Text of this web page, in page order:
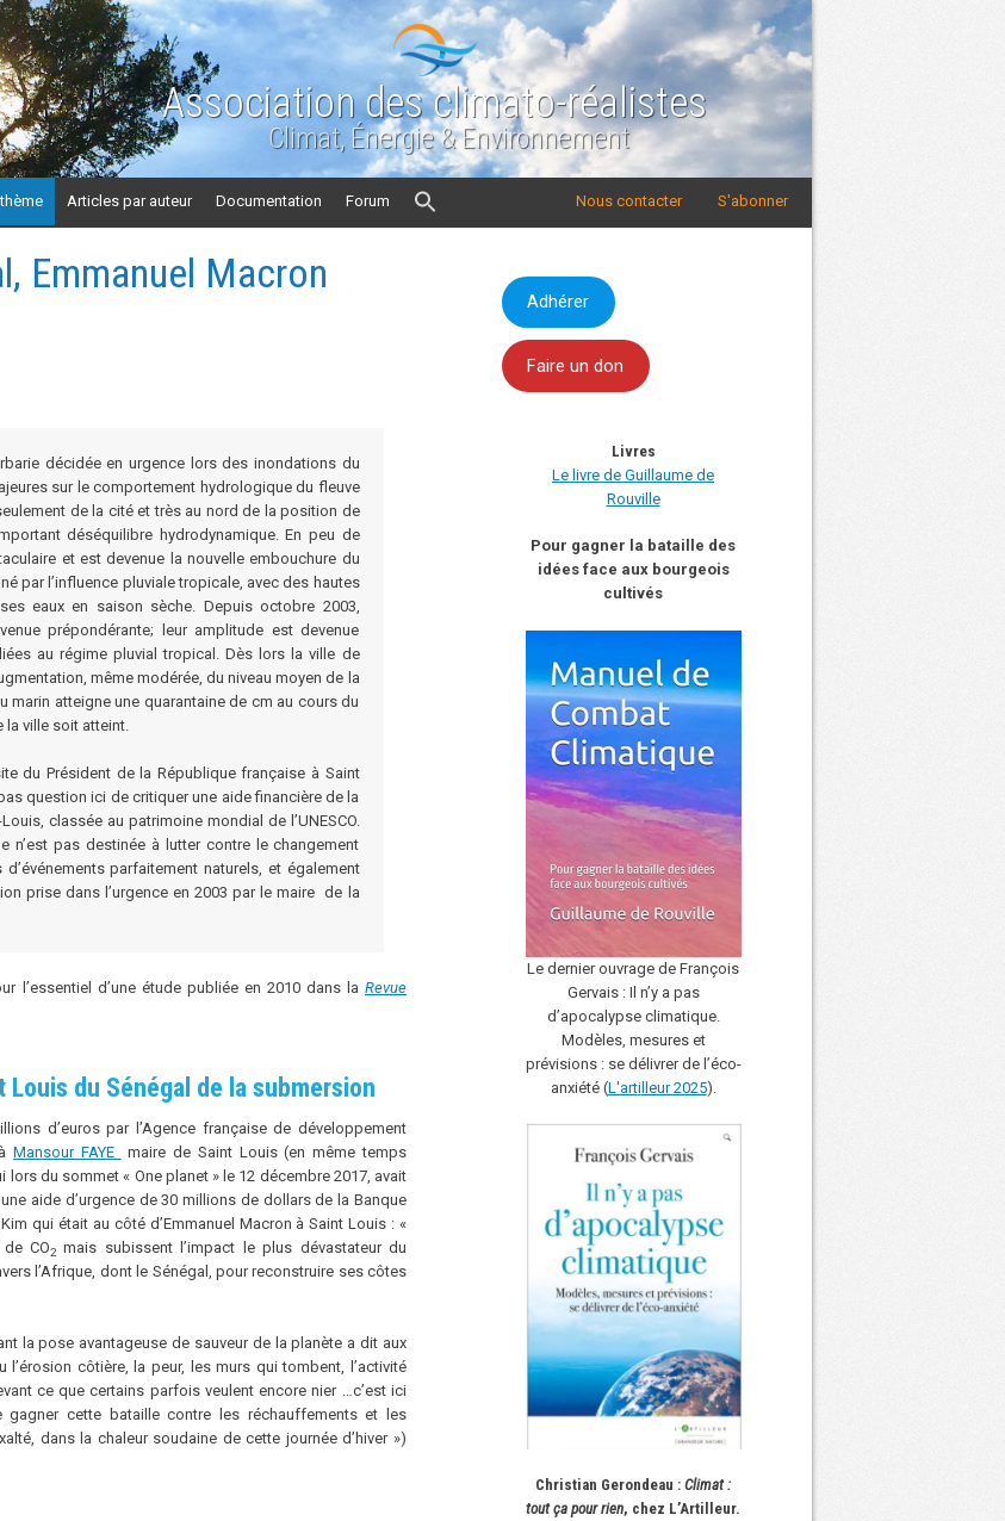
Association des climato-réalistes
Climat, Énergie & Environnement
Articles par auteur Documentation Forum S'abonner
Nous contacter
Emmanuel Macron
décidée en urgence lors des inondations du
sur le comportement hydrologique du fleuve
de la cité et très au nord de la position de
déséquilibre hydrodynamique. En peu de
et est devenue la nouvelle embouchure du
par l’influence pluviale tropicale, avec des hautes
eaux en saison sèche. Depuis octobre 2003,
prépondérante; leur amplitude est devenue
au régime pluvial tropical. Dès lors la ville de
même modérée, du niveau moyen de la
atteigne une quarantaine de cm au cours du
la ville soit atteint.
du Président de la République française à Saint
question ici de critiquer une aide financière de la
classée au patrimoine mondial de l’UNESCO.
n’est pas destinée à lutter contre le changement
parfaitement naturels, et également
prise dans l’urgence en 2003 par le maire de la
l’essentiel d’une étude publiée en 2010 dans la Revue
Louis du Sénégal de la submersion
d’euros par l’Agence française de développement
àMansour FAYE
maire de Saint Louis (en même temps
du sommet « One planet » le 12 décembre 2017, avait
aide d’urgence de 30 millions de dollars de la Banque
qui était au côté d’Emmanuel Macron à Saint Louis : «
CO2mais subissent l’impact le plus dévastateur du
l’Afrique, dont le Sénégal, pour reconstruire ses côtes
la pose avantageuse de sauveur de la planète a dit aux
l’érosion côtière, la peur, les murs qui tombent, l’activité
ce que certains parfois veulent encore nier …c’est ici
cette bataille contre les réchauffements et les
dans la chaleur soudaine de cette journée d’hiver »)
Adhérer
Faire un don
Livres
Le livre de Guillaume de
Rouville
Pour gagner la bataille des
idées face aux bourgeois
cultivés
Le dernier ouvrage de François
Gervais : Il n’y a pas
d’apocalypse climatique.
Modèles, mesures et
prévisions : se délivrer de l’éco-
anxiété (L'artilleur 2025).
Christian Gerondeau : Climat :
tout ça pour rien, chez L’Artilleur.